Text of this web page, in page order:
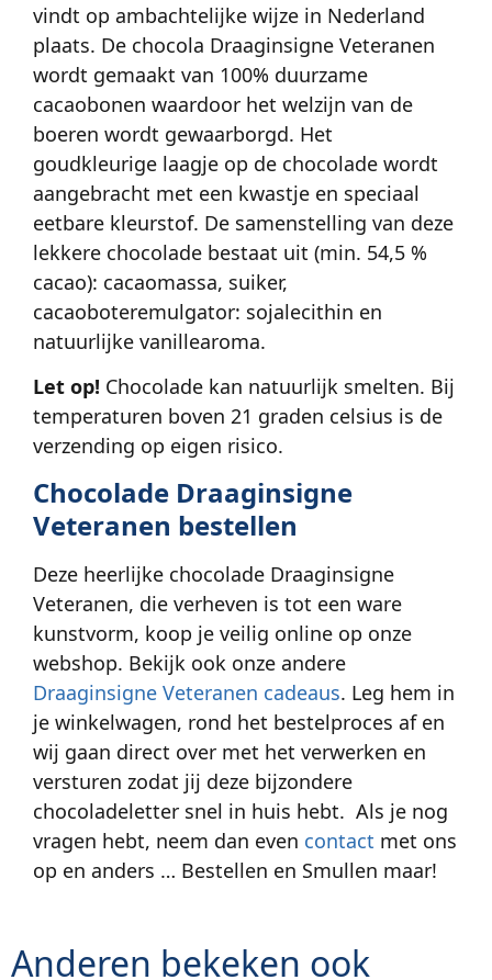
vindt op ambachtelijke wijze in Nederland
plaats. De chocola Draaginsigne Veteranen
wordt gemaakt van 100% duurzame
cacaobonen waardoor het welzijn van de
boeren wordt gewaarborgd. Het
goudkleurige laagje op de chocolade wordt
aangebracht met een kwastje en speciaal
eetbare kleurstof. De samenstelling van deze
lekkere chocolade bestaat uit (min. 54,5 %
cacao): cacaomassa, suiker,
cacaoboteremulgator: sojalecithin en
natuurlijke vanillearoma.
Let op! Chocolade kan natuurlijk smelten. Bij
temperaturen boven 21 graden celsius is de
verzending op eigen risico.
Chocolade Draaginsigne
Veteranen bestellen
Deze heerlijke chocolade Draaginsigne
Veteranen, die verheven is tot een ware
kunstvorm, koop je veilig online op onze
webshop. Bekijk ook onze andere
Draaginsigne Veteranen cadeaus. Leg hem in
je winkelwagen, rond het bestelproces af en
wij gaan direct over met het verwerken en
versturen zodat jij deze bijzondere
chocoladeletter snel in huis hebt. Als je nog
vragen hebt, neem dan even contact met ons
op en anders … Bestellen en Smullen maar!
Anderen bekeken ook